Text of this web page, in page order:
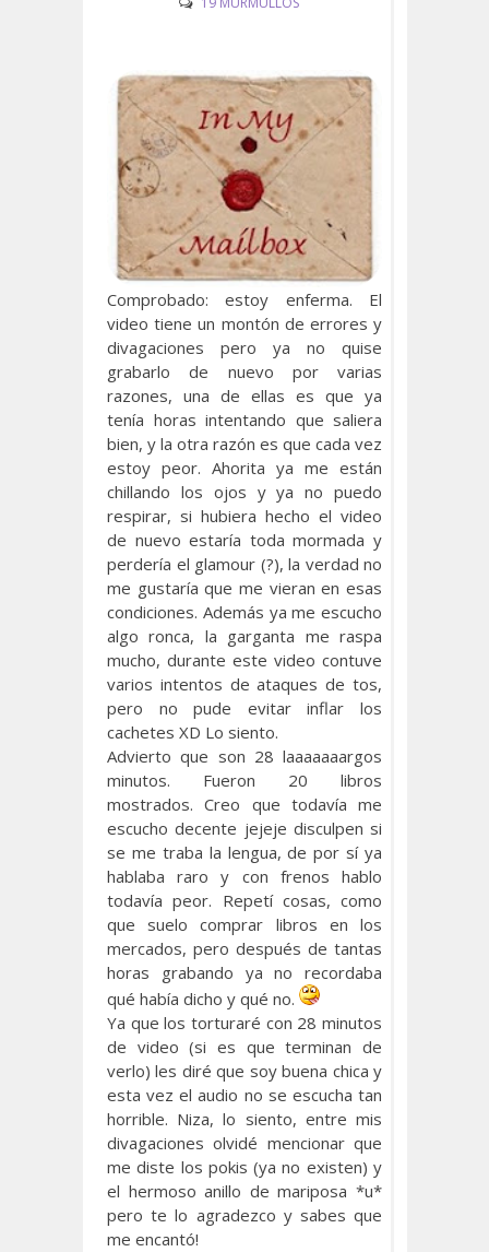
Comprobado: estoy enferma. El
video tiene un montón de errores y
divagaciones pero ya no quise
grabarlo de nuevo por varias
razones, una de ellas es que ya
tenía horas intentando que saliera
bien, y la otra razón es que cada vez
estoy peor. Ahorita ya me están
chillando los ojos y ya no puedo
respirar, si hubiera hecho el video
de nuevo estaría toda mormada y
perdería el glamour (?), la verdad no
me gustaría que me vieran en esas
condiciones. Además ya me escucho
algo ronca, la garganta me raspa
mucho, durante este video contuve
varios intentos de ataques de tos,
pero no pude evitar inflar los
cachetes XD Lo siento.
Advierto que son 28 laaaaaaargos
minutos. Fueron 20 libros
mostrados. Creo que todavía me
escucho decente jejeje disculpen si
se me traba la lengua, de por sí ya
hablaba raro y con frenos hablo
todavía peor. Repetí cosas, como
que suelo comprar libros en los
mercados, pero después de tantas
horas grabando ya no recordaba
qué había dicho y qué no.
Ya que los torturaré con 28 minutos
de video (si es que terminan de
verlo) les diré que soy buena chica y
esta vez el audio no se escucha tan
horrible. Niza, lo siento, entre mis
divagaciones olvidé mencionar que
me diste los pokis (ya no existen) y
el hermoso anillo de mariposa *u*
pero te lo agradezco y sabes que
me encantó!